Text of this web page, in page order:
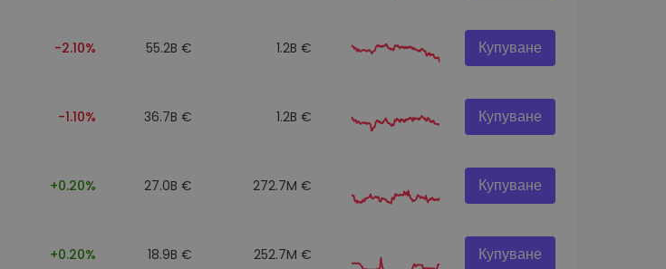
-2.10% 55.2B € 1.2B € Купуване
-1.10% 36.7B € 1.2B € Купуване
+0.20% 27.0B € 272.7M € Купуване
+0.20% 18.9B € 252.7M € Купуване